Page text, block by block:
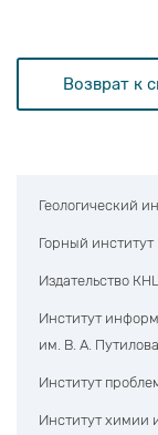
Возврат к
Геологический
Горный институт
Издательство
Институт
им. В. А. Путилова
Институт
Институт химии